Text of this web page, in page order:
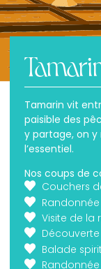
Tamarin vit
paisible des
y partage, on
l’essentiel.
Nos coups de
Couchers
Visite de la
Balade